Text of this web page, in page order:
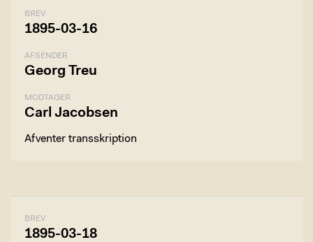
BREV
1895-03-16
AFSENDER
Georg Treu
MODTAGER
Carl Jacobsen
Afventer transskription
BREV
1895-03-18